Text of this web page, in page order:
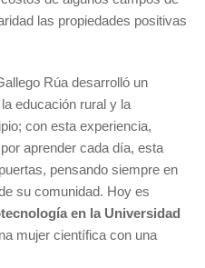
las propiedades positivas
Rúa desarrolló un
educación rural y la
con esta experiencia,
aprender cada día, esta
pensando siempre en
su comunidad. Hoy es
en la Universidad
mujer científica con una